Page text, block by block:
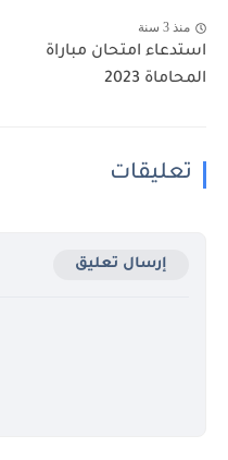
منذ 3 سنة
استدعاء امتحان مباراة
المحاماة 2023
تعليقات
إرسال تعليق